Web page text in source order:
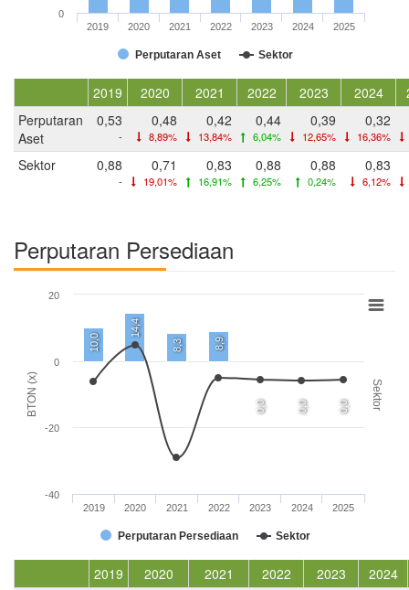
Perputaran Aset Sektor
2019 2020 2021 2022 2023 2024 2025
0
2019 2020 2021 2022 2023 2024
Perputaran
Aset
0,53
-
0,48
8,89%
0,42
13,84%
0,44
6,04%
0,39
12,65%
0,32
16,36%
Sektor 0,88
-
0,71
19,01%
0,83
16,91%
0,88
6,25%
0,88
0,24%
0,83
6,12%
Perputaran Persediaan
BTON (x) Sektor
10,0
14,4
8,3 8,9
0,0 0,0 0,0
Perputaran Persediaan Sektor
2019 2020 2021 2022 2023 2024 2025
-40
-20
0
20
2019 2020 2021 2022 2023
2024